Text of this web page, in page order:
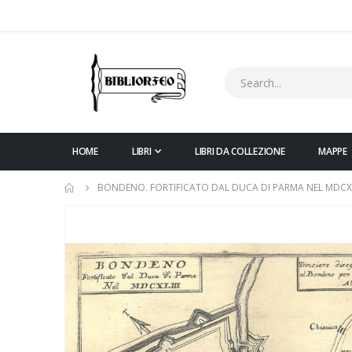
HOME LIBRI LIBRI DA COLLEZIONE MAPPE
BONDENO. FORTIFICATO DAL DUCA DI PARMA NEL
fine
della
galleria
immagini